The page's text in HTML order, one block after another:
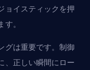
ョイスティックを押
。
グは重要です。制御
、正しい瞬間にロー